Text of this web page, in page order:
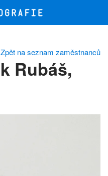
Zpět na seznam zaměstnanců
Rubáš,